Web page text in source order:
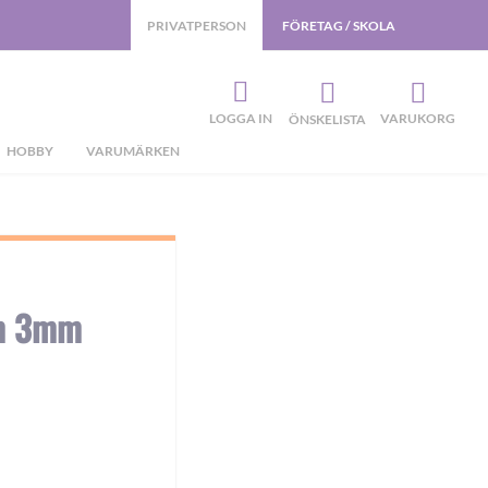
HOBBY VARUMÄRKEN
PRIVATPERSON FÖRETAG / SKOLA
LOGGA IN ÖNSKELISTA VARUKORG
3mm